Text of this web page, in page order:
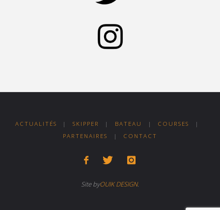
ACTUALITÉS | SKIPPER | BATEAU | COURSES
|
PARTENAIRES
| CONTACT
Site byOUIK DESIGN.